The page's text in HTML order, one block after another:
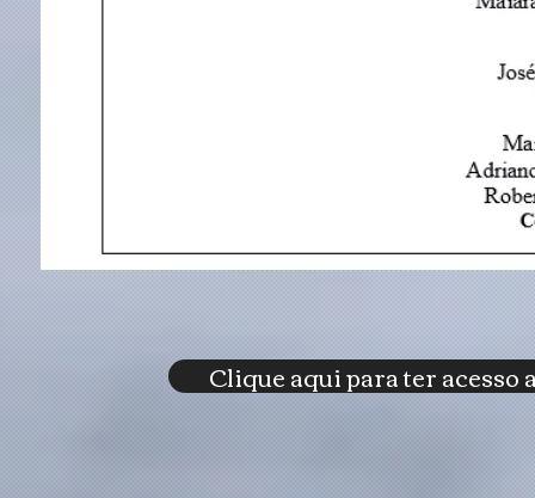
Clique aqui para ter acesso